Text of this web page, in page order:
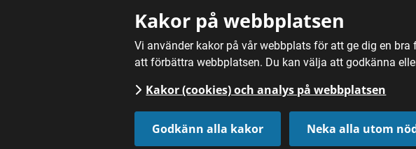
Kakor på webbplatsen
Vi använder kakor på vår webbplats för att ge dig en
att förbättra webbplatsen. Du kan välja att godkänna
Kakor (cookies) och analys på webbplatsen
Godkänn alla kakor Neka alla utom